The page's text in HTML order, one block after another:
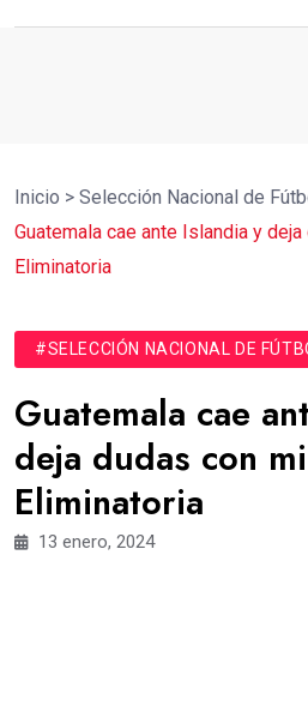
Inicio > Selección Nacional de
Guatemala cae ante Islandia y
Eliminatoria
#SELECCIÓN NACIONAL DE
Guatemala cae
deja dudas con
Eliminatoria
13 enero, 2024